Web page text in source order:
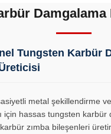
Damgalama
Tungsten Karbür
metal şekillendirme
için hassas tungsten karbür
zımba bileşenleri